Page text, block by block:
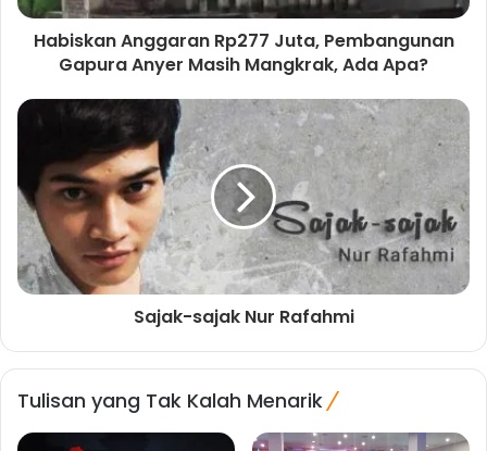
Habiskan Anggaran Rp277 Juta, Pembangunan
Gapura Anyer Masih Mangkrak, Ada Apa?
Sajak-sajak Nur Rafahmi
Tulisan yang Tak Kalah Menarik